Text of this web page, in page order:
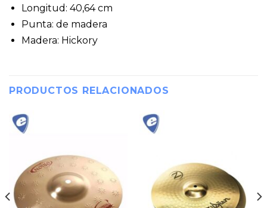
Longitud: 40,64 cm
Punta: de madera
Madera: Hickory
PRODUCTOS RELACIONADOS